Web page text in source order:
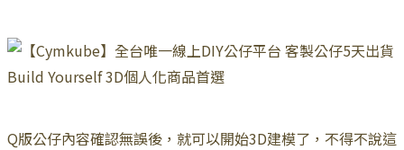
Q版公仔內容確認無誤後，就可以開始3D建模了，不得不說這